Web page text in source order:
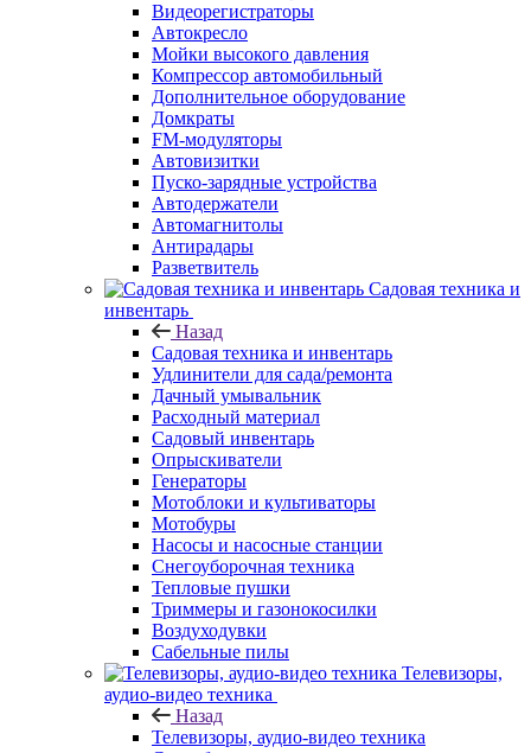
Видеорегистраторы
Автокресло
Мойки высокого давления
Компрессор автомобильный
Дополнительное оборудование
Домкраты
FM-модуляторы
Автовизитки
Пуско-зарядные устройства
Автодержатели
Автомагнитолы
Антирадары
Разветвитель
Садовая техника и
инвентарь
Назад
Садовая техника и инвентарь
Удлинители для сада/ремонта
Дачный умывальник
Расходный материал
Садовый инвентарь
Опрыскиватели
Генераторы
Мотоблоки и культиваторы
Мотобуры
Насосы и насосные станции
Снегоуборочная техника
Тепловые пушки
Триммеры и газонокосилки
Воздуходувки
Сабельные пилы
Телевизоры,
аудио-видео техника
Назад
Телевизоры, аудио-видео техника